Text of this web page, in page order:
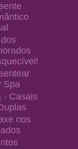
Spa
- Casais
nos